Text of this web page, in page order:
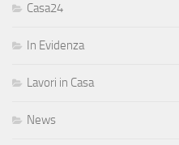
Casa24
In Evidenza
Lavori in Casa
News